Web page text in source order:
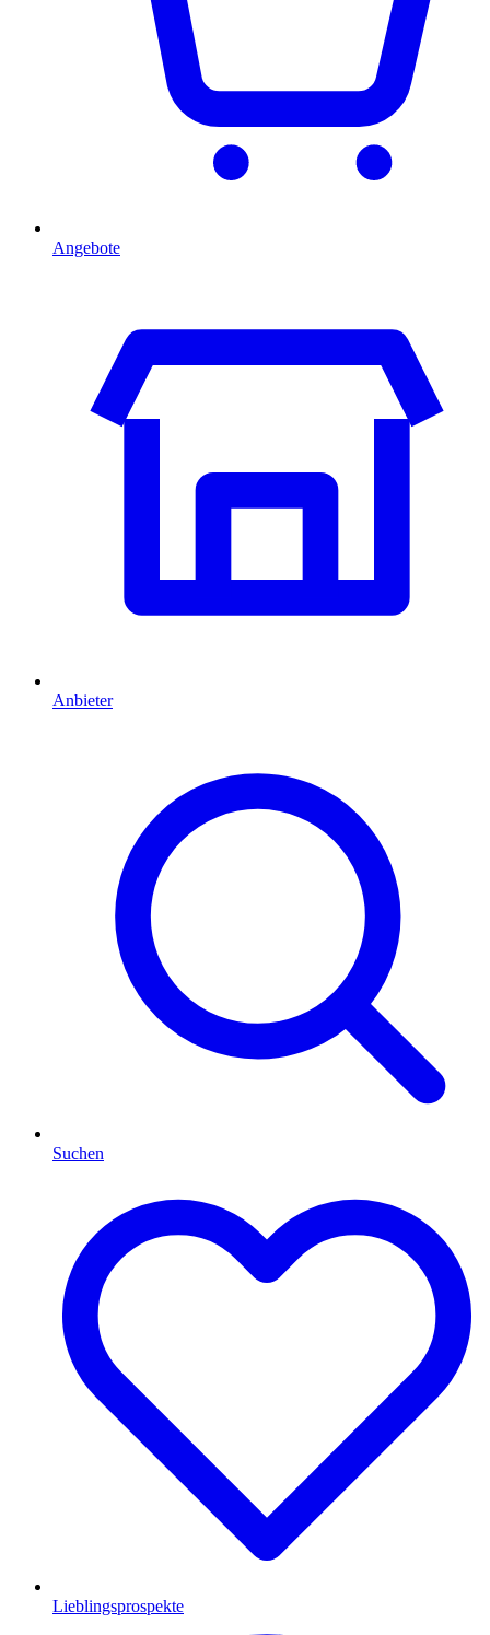
Angebote
Anbieter
Suchen
Lieblingsprospekte